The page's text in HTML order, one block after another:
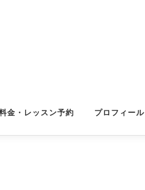
金・レッスン予約 プロフィール